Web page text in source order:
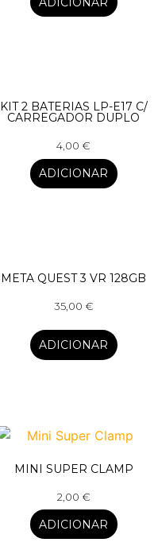
KIT 2 BATERIAS LP-E17 C/
CARREGADOR DUPLO
4,00€
ADICIONAR
META QUEST 3 VR 128GB
35,00 €
ADICIONAR
MINI SUPER CLAMP
2,00 €
ADICIONAR